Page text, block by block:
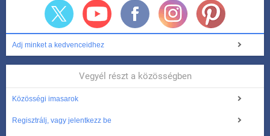
Adj minket a kedvenceidhez
Vegyél részt a közösségben
Közösségi imasarok
Regisztrálj, vagy jelentkezz be